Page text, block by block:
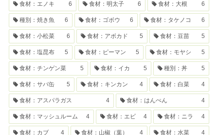
食材：エノキ 6 食材：明太子 6 食材：大根 6
種別：焼き魚 6 食材：ゴボウ 6 食材：タケノコ 6
食材：小松菜 6 食材：アボカド 5 食材：豆苗 5
食材：塩昆布 5 食材：ピーマン 5 食材：モヤシ 5
食材：チンゲン菜 5 食材：イカ 5 種別：丼 5
食材：サバ缶 5 食材：キンカン 4 食材：白菜 4
食材：アスパラガス 4 食材：はんぺん 4
食材：マッシュルーム 4 食材：エビ 4 食材：ニラ 4
食材：カブ 4 食材：山椒（葉） 4 食材：水菜 4